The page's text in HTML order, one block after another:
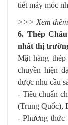
tiết máy móc
>>> Xem
6. Thép
nhất thị
Mặt hàng
chuyền hiện
được nhu cầu
- Tiêu chuẩn
(Trung Quốc),
- Phương thức